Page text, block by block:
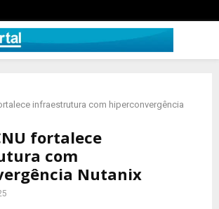
infraestrutura com hiperconvergência
fortalece
com
Nutanix